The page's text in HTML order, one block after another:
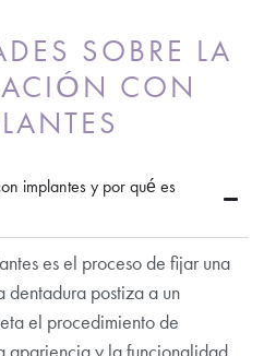
SOBRE LA
CON
implantes y por qué es
es el proceso de fijar una
dentadura postiza a un
el procedimiento de